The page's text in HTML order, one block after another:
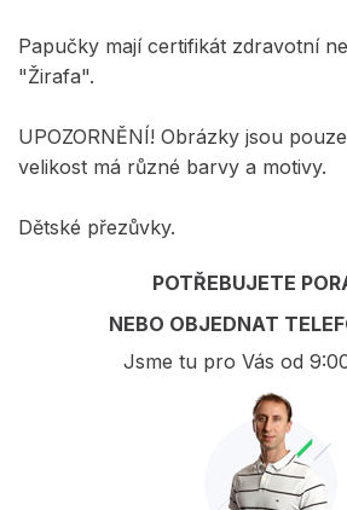
Papučky mají certifikát zdravotní
"Žirafa".
UPOZORNĚNÍ! Obrázky jsou
velikost má různé barvy a motivy.
Dětské přezůvky.
POTŘEBUJETE
NEBO OBJEDNAT
Jsme tu pro Vás od